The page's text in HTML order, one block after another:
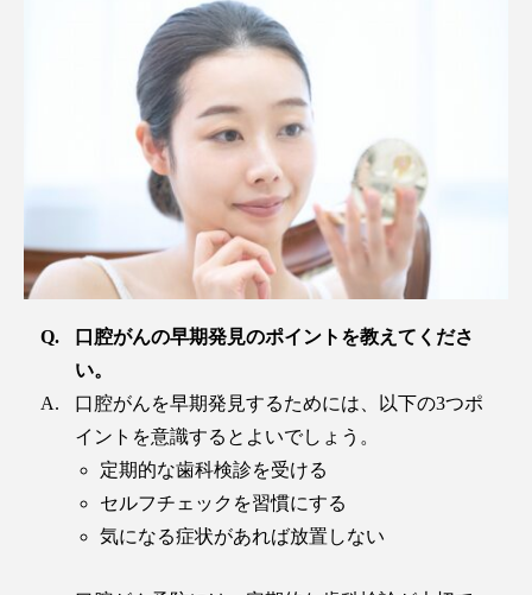
口腔がんの早期発見のポイントを教えてくださ
い。
口腔がんを早期発見するためには、以下の3つポ
イントを意識するとよいでしょう。
定期的な歯科検診を受ける
セルフチェックを習慣にする
気になる症状があれば放置しない